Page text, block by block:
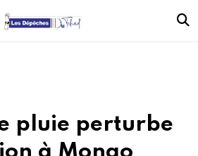
pluie perturbe